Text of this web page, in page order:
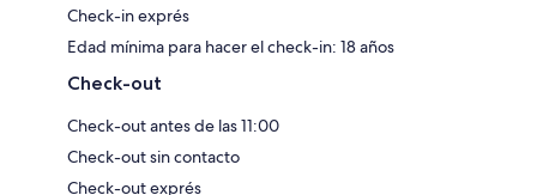
Check-in exprés
Edad mínima para hacer el check-in: 18 años
Check-out
Check-out antes de las 11:00
Check-out sin contacto
Check-out exprés